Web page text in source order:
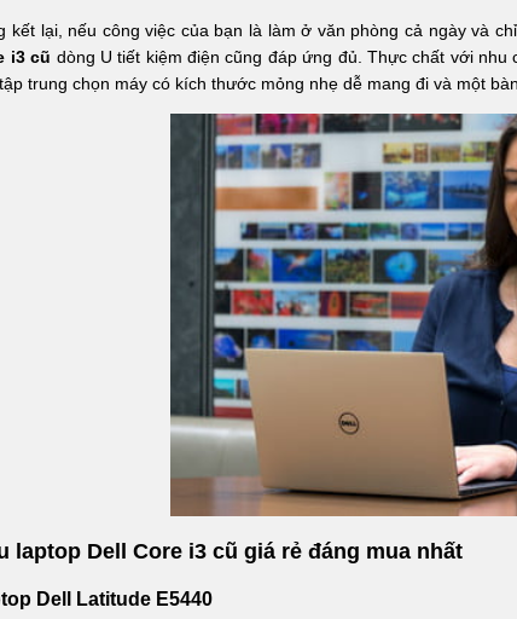
kết lại, nếu công việc của bạn là làm ở văn phòng cả ngày và
i3 cũ dòng U tiết kiệm điện cũng đáp ứng đủ. Thực chất với
trung chọn máy có kích thước mỏng nhẹ dễ mang đi và một
laptop Dell Core i3 cũ giá rẻ đáng mua nhất
Dell Latitude E5440